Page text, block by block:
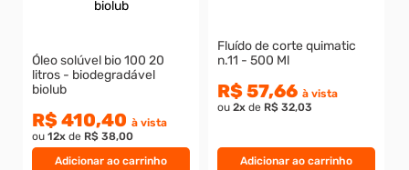
Adicionar ao carrinho
Óleo solúvel bio 100 20
litros - biodegradável
biolub
R$ 410,40 à vista
ou 12x de R$ 38,00
Adicionar ao carrinho
Fluído de corte quimatic
n.11 - 500 Ml
R$ 57,66 à vista
ou 2x de R$ 32,03
9º
parafuso allen 5
10º parafuso 5